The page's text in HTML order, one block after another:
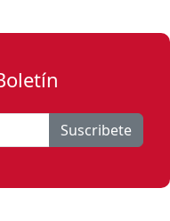
Suscribete